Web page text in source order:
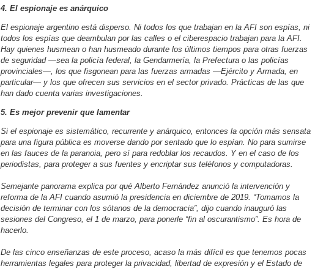
4. El espionaje es anárquico
El espionaje argentino está disperso. Ni todos los que trabajan en la AFI son espías, ni
todos los espías que deambulan por las calles o el ciberespacio trabajan para la AFI.
Hay quienes husmean o han husmeado durante los últimos tiempos para otras fuerzas
de seguridad —sea la policía federal, la Gendarmería, la Prefectura o las policías
provinciales—, los que fisgonean para las fuerzas armadas —Ejército y Armada, en
particular— y los que ofrecen sus servicios en el sector privado. Prácticas de las que
han dado cuenta varias investigaciones.
5. Es mejor prevenir que lamentar
Si el espionaje es sistemático, recurrente y anárquico, entonces la opción más sensata
para una figura pública es moverse dando por sentado que lo espían. No para sumirse
en las fauces de la paranoia, pero sí para redoblar los recaudos. Y en el caso de los
periodistas, para proteger a sus fuentes y encriptar sus teléfonos y computadoras.
Semejante panorama explica por qué Alberto Fernández anunció la intervención y
reforma de la AFI cuando asumió la presidencia en diciembre de 2019. “Tomamos la
decisión de terminar con los sótanos de la democracia”, dijo cuando inauguró las
sesiones del Congreso, el 1 de marzo, para ponerle “fin al oscurantismo”. Es hora de
hacerlo.
De las cinco enseñanzas de este proceso, acaso la más difícil es que tenemos pocas
herramientas legales para proteger la privacidad, libertad de expresión y el Estado de